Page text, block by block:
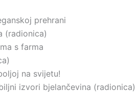
prehrani
(radionica)
s farma
na svijetu!
izvori bjelančevina (radionica)